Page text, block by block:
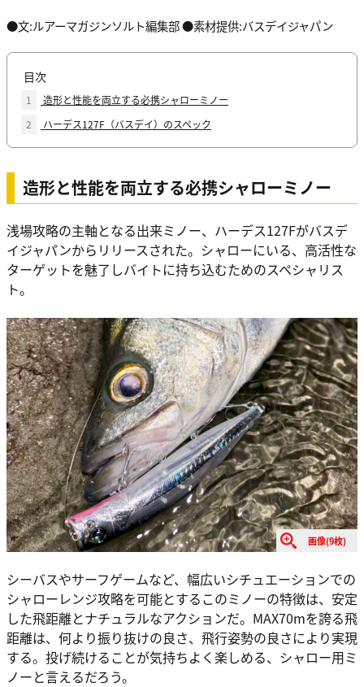
●文:ルアーマガジンソルト編集部 ●素材提供:バスデイジャパン
目次
1
造形と性能を両立する必携シャローミノー
2
ハーデス127F（バスデイ）のスペック
造形と性能を両立する必携シャローミノー
浅場攻略の主軸となる出来ミノー、ハーデス127Fがバスデ
イジャパンからリリースされた。シャローにいる、高活性な
ターゲットを魅了しバイトに持ち込むためのスペシャリス
ト。
画像(9枚)
シーバスやサーフゲームなど、幅広いシチュエーションでの
シャローレンジ攻略を可能とするこのミノーの特徴は、安定
した飛距離とナチュラルなアクションだ。MAX70mを誇る飛
距離は、何より振り抜けの良さ、飛行姿勢の良さにより実現
する。投げ続けることが気持ちよく楽しめる、シャロー用ミ
ノーと言えるだろう。